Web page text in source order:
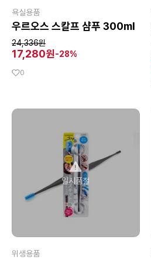
욕실용품
우르오스 스칼프 샴푸 300ml
24,336원
17,280원-28%
0
일시품절
위생용품